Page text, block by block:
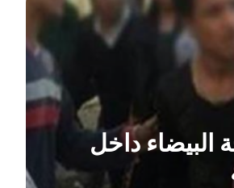
27 يوليو، 2026
شمال سيناء تحذر من
وتوضح